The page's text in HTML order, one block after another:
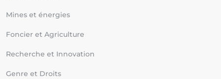
Mines et énergies
Foncier et Agriculture
Recherche et Innovation
Genre et Droits